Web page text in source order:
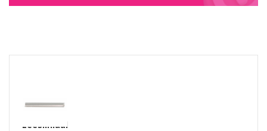
Leesliniaal